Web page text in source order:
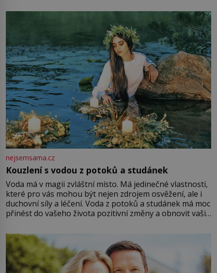
milostpaní. Stačí jenom na sukni,“ zhodnotí švadlena
množství růžového mušelínu. „Ošidili vás, podívejte.“
nejsemsama.cz
Kouzlení s vodou z potoků a studánek
Voda má v magii zvláštní místo. Má jedinečné vlastnosti,
které pro vás mohou být nejen zdrojem osvěžení, ale i
duchovní síly a léčení. Voda z potoků a studánek má moc
přinést do vašeho života pozitivní změny a obnovit vaši
můžete obohatit své rituály a přinést do svého života
větší harmonii a klid. Je důležité